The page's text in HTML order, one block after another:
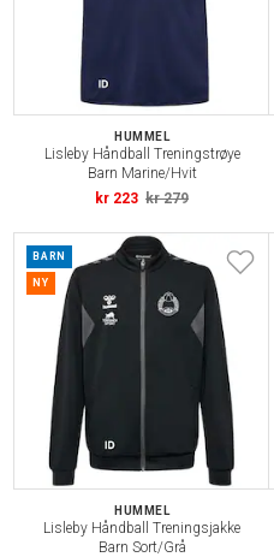
HUMMEL
Lisleby Håndball Treningstrøye
Barn Marine/Hvit
kr 223 kr 279
BARN
NY
HUMMEL
Lisleby Håndball Treningsjakke
Barn Sort/Grå